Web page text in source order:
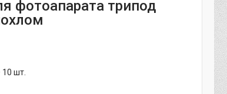
фотоапарата трипод
шт.